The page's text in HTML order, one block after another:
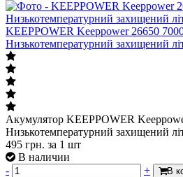
KEEPPOWER Keeppower 26650
Низькотемпературний захищений
Акумулятор KEEPPOWER
Низькотемпературний захищений
495 грн. за 1 шт
В наличии
-
+ В